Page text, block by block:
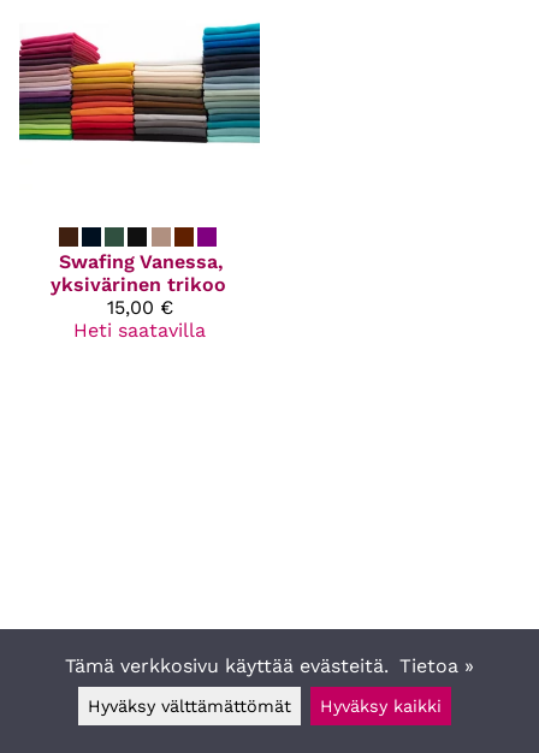
Swafing Vanessa,
yksivärinen trikoo
15,00 €
Heti saatavilla
Tämä verkkosivu käyttää evästeitä. Tietoa »
Hyväksy välttämättömät Hyväksy kaikki